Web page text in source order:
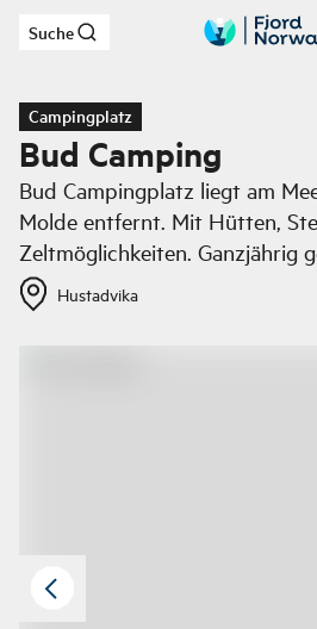
Zum Hauptinhalt
Suche
Campingplatz
Bud Camping
Bud Campingplatz liegt am
Molde entfernt. Mit Hütten,
Zeltmöglichkeiten. Ganzjährig
Hustadvika